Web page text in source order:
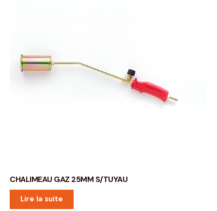
CHALIMEAU GAZ 25MM S/TUYAU
Lire la suite